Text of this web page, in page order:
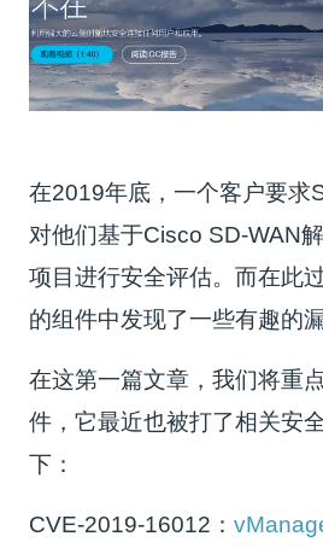
在2019年底，一个客户要求
对他们基于Cisco SD-WAN
项目进行安全评估。而在此
的组件中发现了一些有趣的漏
在这第一篇文章，我们将重
件，它最近也被打了相关安
下：
CVE-2019-16012：